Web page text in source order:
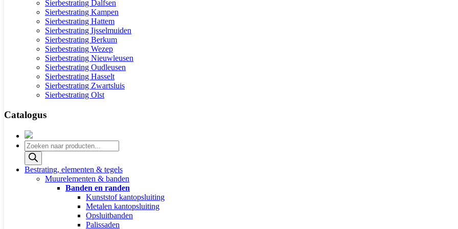
Sierbestrating Dalfsen
Sierbestrating Kampen
Sierbestrating Hattem
Sierbestrating Ijsselmuiden
Sierbestrating Berkum
Sierbestrating Wezep
Sierbestrating Nieuwleusen
Sierbestrating Oudleusen
Sierbestrating Hasselt
Sierbestrating Zwartsluis
Sierbestrating Olst
Catalogus
Producten
zoeken
Bestrating, elementen & tegels
Muurelementen & banden
Banden en randen
Kunststof kantopsluiting
Metalen kantopsluiting
Opsluitbanden
Palissaden